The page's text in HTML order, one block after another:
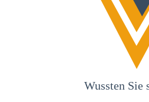
Wussten Sie